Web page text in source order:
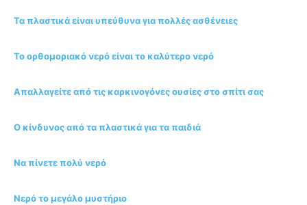
Τα πλαστικά είναι υπεύθυνα για πολλές ασθένειες
Το ορθομοριακό νερό είναι το καλύτερο νερό
Απαλλαγείτε από τις καρκινογόνες ουσίες στο σπίτι σας
Ο κίνδυνος από τα πλαστικά για τα παιδιά
Να πίνετε πολύ νερό
Νερό το μεγάλο μυστήριο